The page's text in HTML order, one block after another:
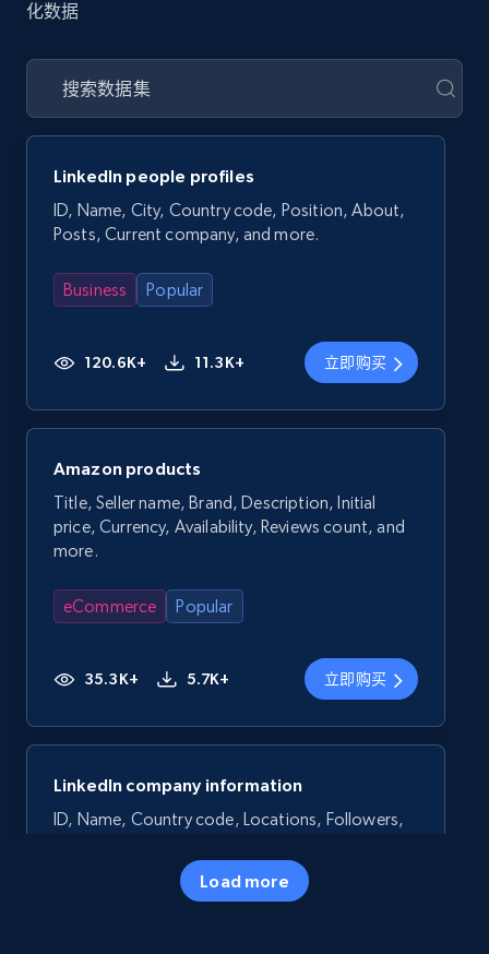
化数据
LinkedIn people profiles
ID, Name, City, Country code, Position, About,
Posts, Current company, and more.
Business Popular
120.6K+ 11.3K+ 立即购买
Amazon products
Title, Seller name, Brand, Description, Initial
price, Currency, Availability, Reviews count, and
more.
eCommerce Popular
35.3K+ 5.7K+ 立即购买
LinkedIn company information
ID, Name, Country code, Locations, Followers,
Load more